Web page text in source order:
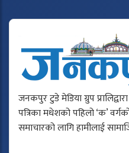
जनकपुर टुडे मेडिया ग्रुप
पत्रिका मधेशको पहिलो ‘क’ वर्गको
समाचारको लागि हामीलाई